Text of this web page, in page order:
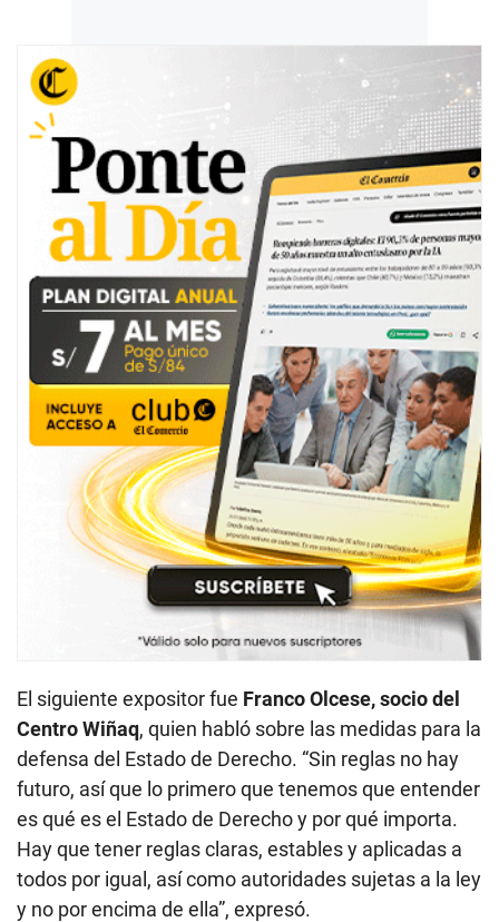
El siguiente expositor fue Franco Olcese, socio del
Centro Wiñaq, quien habló sobre las medidas para la
defensa del Estado de Derecho. “Sin reglas no hay
futuro, así que lo primero que tenemos que entender
es qué es el Estado de Derecho y por qué importa.
Hay que tener reglas claras, estables y aplicadas a
todos por igual, así como autoridades sujetas a la ley
y no por encima de ella”, expresó.